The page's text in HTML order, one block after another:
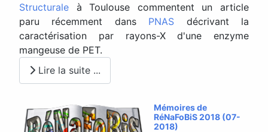
Structurale à Toulouse commentent un article
paru récemment dans PNAS décrivant la
caractérisation par rayons-X d'une enzyme
mangeuse de PET.
Lire la suite ...
Mémoires de
RéNaFoBiS 2018 (07-
2018)